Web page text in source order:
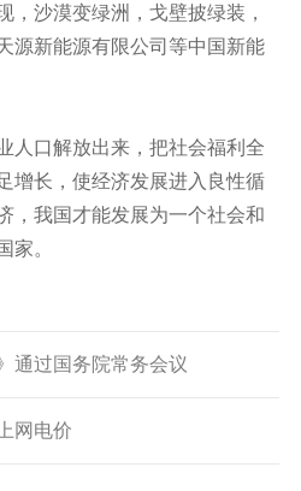
，沙漠变绿洲，戈壁披绿装，
源新能源有限公司等中国新能
人口解放出来，把社会福利全
增长，使经济发展进入良性循
，我国才能发展为一个社会和
家。
通过国务院常务会议
网电价